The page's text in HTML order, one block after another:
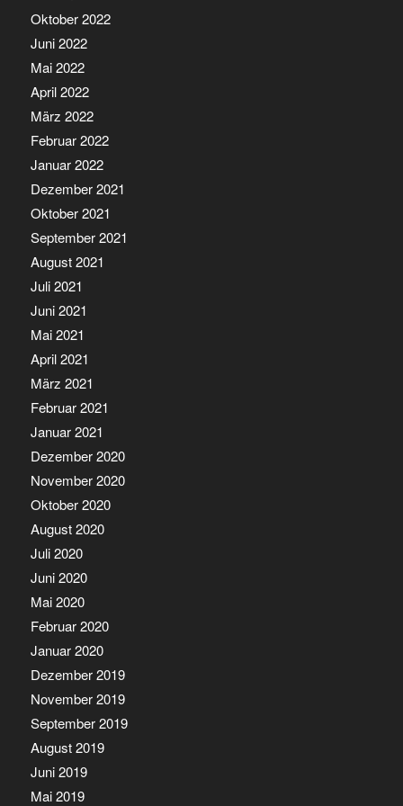
Oktober 2022
Juni 2022
Mai 2022
April 2022
März 2022
Februar 2022
Januar 2022
Dezember 2021
Oktober 2021
September 2021
August 2021
Juli 2021
Juni 2021
Mai 2021
April 2021
März 2021
Februar 2021
Januar 2021
Dezember 2020
November 2020
Oktober 2020
August 2020
Juli 2020
Juni 2020
Mai 2020
Februar 2020
Januar 2020
Dezember 2019
November 2019
September 2019
August 2019
Juni 2019
Mai 2019